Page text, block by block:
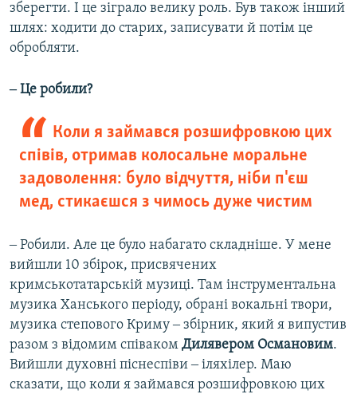
зберегти. І це зіграло велику роль. Був також інший
шлях: ходити до старих, записувати й потім це
обробляти.
‒ Це робили?
Коли я займався розшифровкою цих
співів, отримав колосальне моральне
задоволення: було відчуття, ніби п'єш
мед, стикаєшся з чимось дуже чистим
‒ Робили. Але це було набагато складніше. У мене
вийшли 10 збірок, присвячених
кримськотатарській музиці. Там інструментальна
музика Ханського періоду, обрані вокальні твори,
музика степового Криму ‒ збірник, який я випустив
разом з відомим співаком Дилявером Османовим.
Вийшли духовні піснеспіви ‒ іляхілер. Маю
сказати, що коли я займався розшифровкою цих